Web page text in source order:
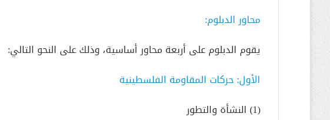
محاور الدبلوم:
يقوم الدبلوم على أربعة محاور أساسية، وذلك على النحو التالي:
الأول: حركات المقاومة الفلسطينية
(1) النشأة والتطور